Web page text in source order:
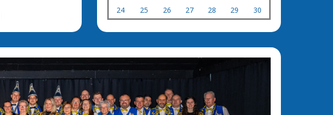
24 25 26 27 28 29 30